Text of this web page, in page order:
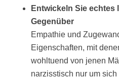
Entwickeln Sie echtes
Gegenüber
Empathie und
Eigenschaften, mit
wohltuend von jenen
narzisstisch nur um